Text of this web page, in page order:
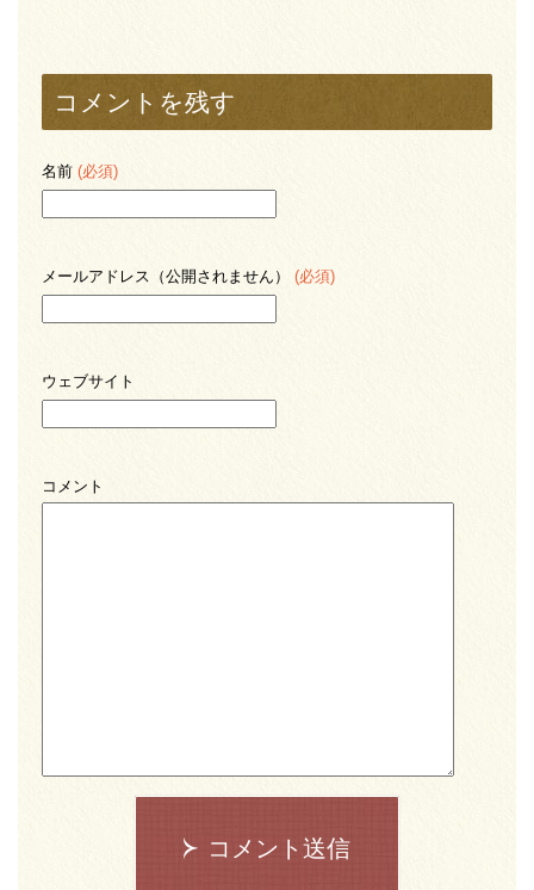
コメントを残す
名前 (必須)
メールアドレス（公開されません） (必須)
ウェブサイト
コメント
コメント送信